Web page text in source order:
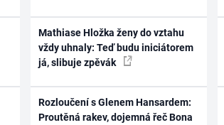
Mathiase Hložka ženy do vztahu
vždy uhnaly: Teď budu iniciátorem
já, slibuje zpěvák
Rozloučení s Glenem Hansardem:
Proutěná rakev, dojemná řeč Bona